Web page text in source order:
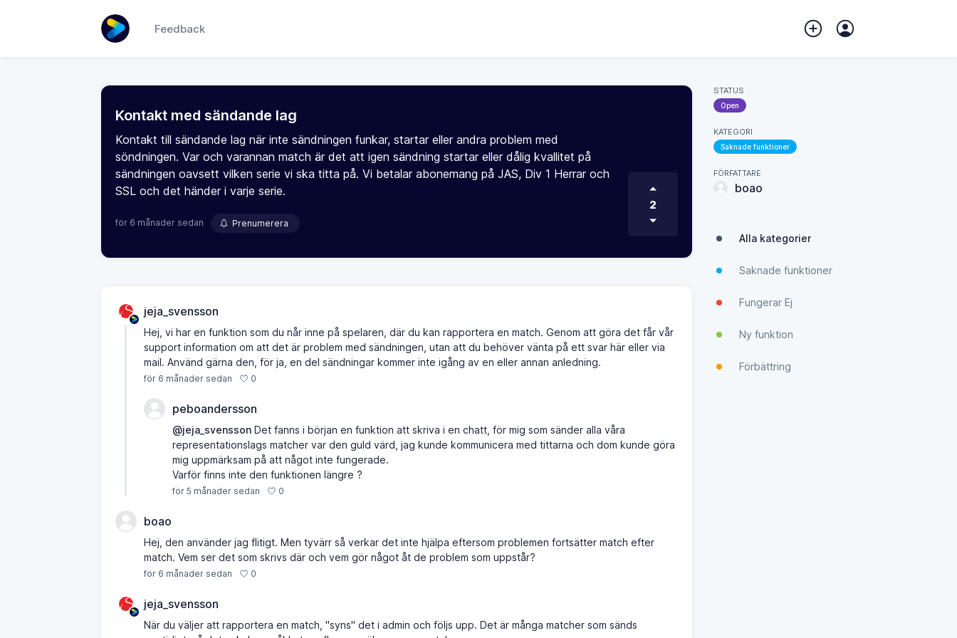
Feedback
Kontakt med sändande lag
Kontakt till sändande lag när inte sändningen funkar, startar eller andra problem med
söndningen. Var och varannan match är det att igen sändning startar eller dålig kvallitet på
sändningen oavsett vilken serie vi ska titta på. Vi betalar abonemang på JAS, Div 1 Herrar och
SSL och det händer i varje serie.
för 6 månader sedan Prenumerera
2
jeja_svensson
Hej, vi har en funktion som du når inne på spelaren, där du kan rapportera en match. Genom att göra det får vår
support information om att det är problem med sändningen, utan att du behöver vänta på ett svar här eller via
mail. Använd gärna den, för ja, en del sändningar kommer inte igång av en eller annan anledning.
för 6 månader sedan 0
peboandersson
@jeja_svensson Det fanns i början en funktion att skriva i en chatt, för mig som sänder alla våra
representationslags matcher var den guld värd, jag kunde kommunicera med tittarna och dom kunde göra
mig uppmärksam på att något inte fungerade.
Varför finns inte den funktionen längre ?
för 5 månader sedan 0
boao
Hej, den använder jag flitigt. Men tyvärr så verkar det inte hjälpa eftersom problemen fortsätter match efter
match. Vem ser det som skrivs där och vem gör något åt de problem som uppstår?
för 6 månader sedan 0
jeja_svensson
När du väljer att rapportera en match, "syns" det i admin och följs upp. Det är många matcher som sänds
STATUS
Open
KATEGORI
Saknade funktioner
FÖRFATTARE
boao
Alla kategorier
Saknade funktioner
Fungerar Ej
Ny funktion
Förbättring